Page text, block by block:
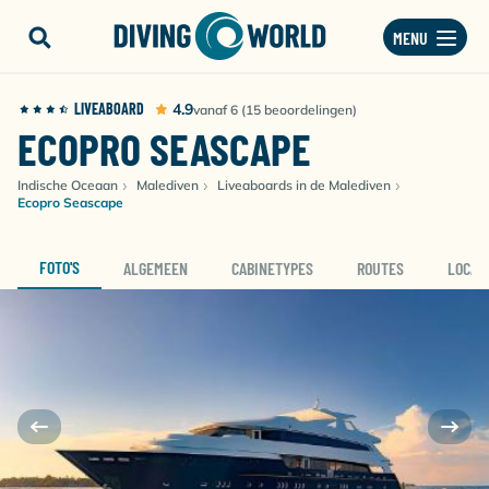
MENU
LIVEABOARD 4.9vanaf 6 (15 beoordelingen)
ECOPRO SEASCAPE
Indische Oceaan Malediven
Liveaboards in de Malediven
Ecopro Seascape
FOTO'S ALGEMEEN CABINETYPES ROUTES